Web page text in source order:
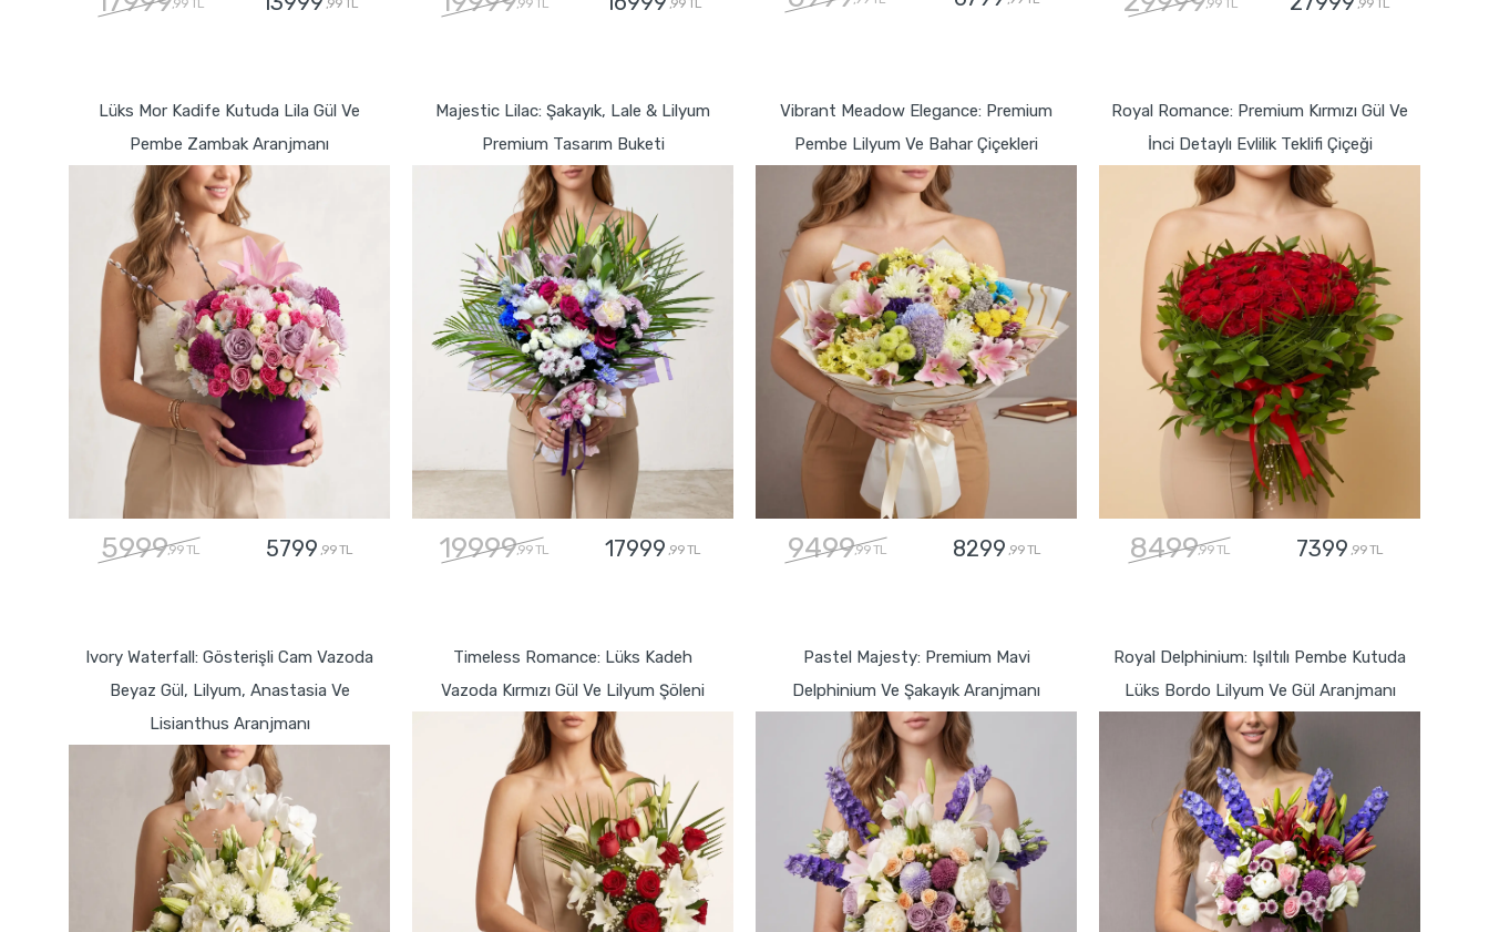
,99 TL ,99 TL ,99 TL ,99 TL ,99 TL ,99 TL
Lüks Mor Kadife Kutuda Lila Gül Ve
Pembe Zambak Aranjmanı
5999,99 TL 5799 ,99 TL
Majestic Lilac: Şakayık, Lale & Lilyum
Premium Tasarım Buketi
19999,99 TL 17999 ,99 TL
Vibrant Meadow Elegance: Premium
Pembe Lilyum Ve Bahar Çiçekleri
9499,99 TL 8299 ,99 TL
Royal Romance: Premium Kırmızı Gül Ve
İnci Detaylı Evlilik Teklifi Çiçeği
8499,99 TL 7399 ,99 TL
Ivory Waterfall: Gösterişli Cam Vazoda
Beyaz Gül, Lilyum, Anastasia Ve
Lisianthus Aranjmanı
Timeless Romance: Lüks Kadeh
Vazoda Kırmızı Gül Ve Lilyum Şöleni
Pastel Majesty: Premium Mavi
Delphinium Ve Şakayık Aranjmanı
Royal Delphinium: Işıltılı Pembe Kutuda
Lüks Bordo Lilyum Ve Gül Aranjmanı